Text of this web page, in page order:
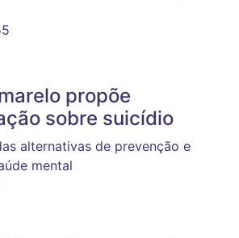
propõe
sobre suicídio
alternativas de prevenção e
mental